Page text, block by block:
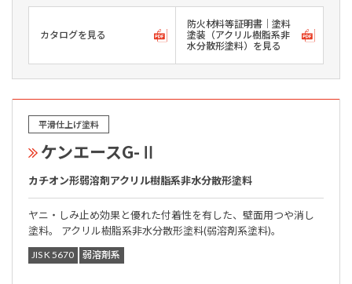
カタログを見る
防火材料等証明書｜塗料
塗装（アクリル樹脂系非
水分散形塗料）を見る
平滑仕上げ塗料
ケンエースG-Ⅱ
カチオン形弱溶剤アクリル樹脂系非水分散形塗料
ヤニ・しみ止め効果と優れた付着性を有した、壁面用つや消し
塗料。 アクリル樹脂系非水分散形塗料(弱溶剤系塗料)。
JIS K 5670 弱溶剤系